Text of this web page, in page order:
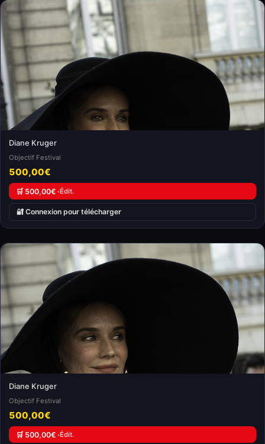
Diane Kruger
Objectif Festival
500,00€
🛒 500,00€ ·Édit.
🔐 Connexion pour télécharger
Diane Kruger
Objectif Festival
500,00€
🛒 500,00€ ·Édit.